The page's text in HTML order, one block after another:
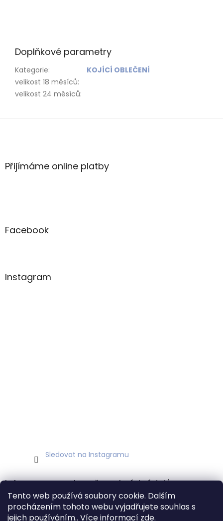
Tento web používá soubory cookie. Dalším
procházením tohoto webu vyjadřujete souhlas s
jejich používáním.. Více informací zde.
Doplňkové parametry
Kategorie:
KOJÍCÍ OBLEČENÍ
velikost 18 měsíců:
velikost 24 měsíců:
Z
Přijímáme online platby
Facebook
Instagram
Sledovat na Instagramu
Informace o ochraně osobních údajů
Podmínky ochrany osobních údajů